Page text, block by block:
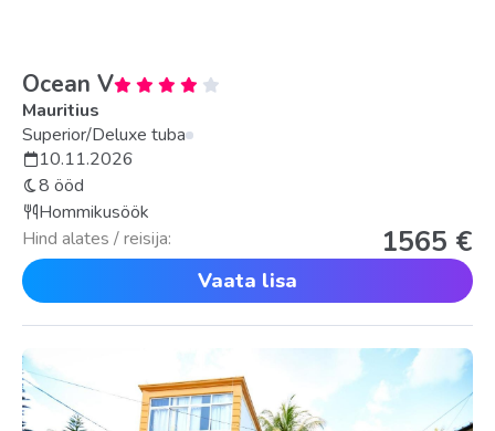
Ocean V
Mauritius
Superior/Deluxe tuba
10.11.2026
8 ööd
Hommikusöök
Hind alates / reisija:
1565 €
Vaata lisa